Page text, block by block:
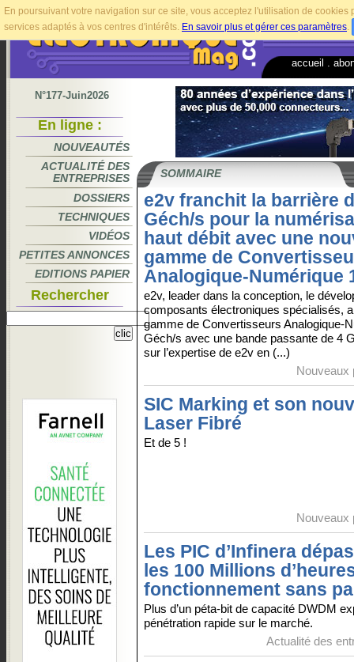
En poursuivant votre navigation sur ce site, vous acceptez l'utilisation de
services adaptés à vos centres d'intérêts. En savoir plus et gérer ces paramètres.
accueil
N°177-Juin2026
En ligne :
NOUVEAUTÉS
ACTUALITÉ DES
ENTREPRISES
DOSSIERS
TECHNIQUES
VIDÉOS
PETITES ANNONCES
EDITIONS PAPIER
Rechercher
SOMMAIRE
e2v franchit la barrière
Géch/s pour la
haut débit avec une
gamme de
Analogique-Numérique
e2v, leader dans la conception, le
composants électroniques spécialisés,
gamme de Convertisseurs Analogique-
Géch/s avec une bande passante de 4
sur l’expertise de e2v en (...)
Nouveaux
SIC Marking et son
Laser Fibré
Et de 5 !
Nouveaux
Les PIC d’Infinera
les 100 Millions
fonctionnement sans
Plus d’un péta-bit de capacité DWDM
pénétration rapide sur le marché.
Actualité des